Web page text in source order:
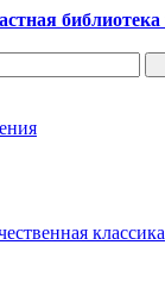
классика